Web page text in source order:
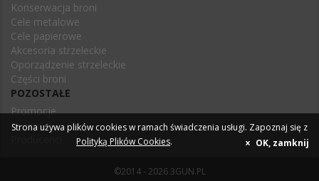
Konserwacja broni
Cele metalowe
Cele papierowe
Akcesoria strzeleckie
Oporządzenie strzeleckie
Części broni
POZOSTAŁE
Promocje
Nowości
©2014 - 2026 3GUN.PL
Strona używa plików cookies w ramach świadczenia usługi. Zapoznaj się z
Polityką Plików Cookies. OK, zamknij